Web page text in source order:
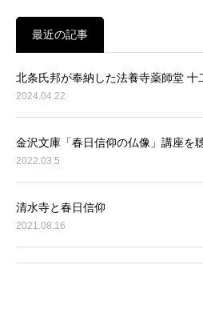
最近の記事
北条氏邦が奉納した法養寺薬師堂 十
2024.04.22
金沢文庫「春日信仰の仏像」講座を
2022.03.5
清水寺と春日信仰
2021.08.16